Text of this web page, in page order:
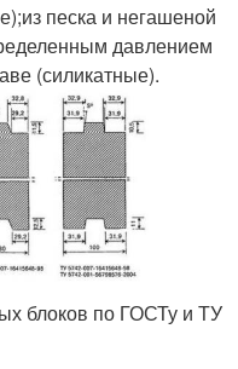
песка и негашеной
давлением
(силикатные).
блоков по ГОСТу и ТУ